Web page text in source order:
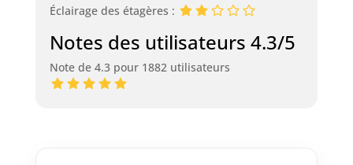
Éclairage des étagères :
Notes des utilisateurs 4.3/5
Note de 4.3 pour 1882 utilisateurs